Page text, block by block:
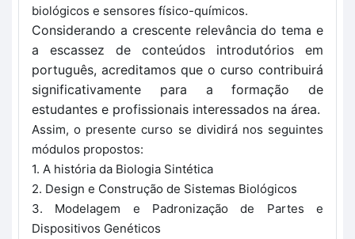
biológicos e sensores físico-químicos.
Considerando a crescente relevância do tema e
a escassez de conteúdos introdutórios em
português, acreditamos que o curso contribuirá
significativamente para a formação de
estudantes e profissionais interessados na área.
Assim, o presente curso se dividirá nos seguintes
módulos propostos:
1. A história da Biologia Sintética
2. Design e Construção de Sistemas Biológicos
3. Modelagem e Padronização de Partes e
Dispositivos Genéticos